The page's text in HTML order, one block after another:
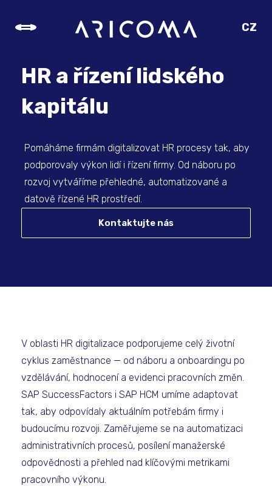
CZ
HR a řízení lidského
kapitálu
Pomáháme firmám digitalizovat HR procesy tak, aby
podporovaly výkon lidí i řízení firmy. Od náboru po
rozvoj vytváříme přehledné, automatizované a
datově řízené HR prostředí.
Kontaktujte nás
V oblasti HR digitalizace podporujeme celý životní
cyklus zaměstnance — od náboru a onboardingu po
vzdělávání, hodnocení a evidenci pracovních změn.
SAP SuccessFactors i SAP HCM umíme adaptovat
tak, aby odpovídaly aktuálním potřebám firmy i
budoucímu rozvoji. Zaměřujeme se na automatizaci
administrativních procesů, posílení manažerské
odpovědnosti a přehled nad klíčovými metrikami
pracovního výkonu.